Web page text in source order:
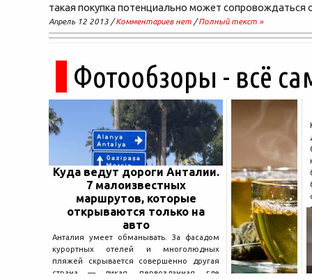
такая покупка потенциально может сопровождаться
Апрель 12 2013 /Комментариев нет /Полный текст »
Фотообзоры - всё
Куда ведут дороги Анталии.
7 малоизвестных
маршрутов, которые
открываются только на
авто
Анталия умеет обманывать. За фасадом
курортных отелей и многолюдных
пляжей скрывается совершенно другая
страна — дикая, первозданная, где